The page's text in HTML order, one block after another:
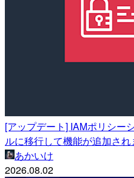
[アップデート] IAMポリシー
ルに移行して機能が追加され
あかいけ
2026.08.02